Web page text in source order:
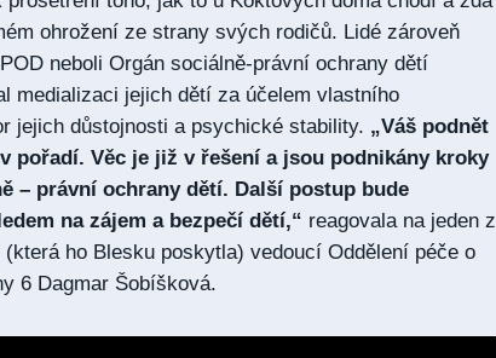
ohrožení ze strany svých rodičů. Lidé zároveň
neboli Orgán sociálně-právní ochrany dětí
medializaci jejich dětí za účelem vlastního
jejich důstojnosti a psychické stability. „Váš podnět
pořadí. Věc je již v řešení a jsou podnikány kroky
– právní ochrany dětí. Další postup bude
na zájem a bezpečí dětí,“ reagovala na jeden z
(která ho Blesku poskytla) vedoucí Oddělení péče o
6 Dagmar Šobíšková.